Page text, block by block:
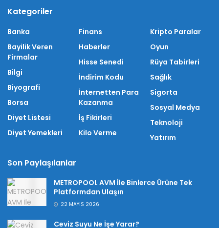
Kategoriler
Banka
Bayilik Veren
Firmalar
Bilgi
Biyografi
Borsa
Diyet Listesi
Diyet Yemekleri
Finans
Haberler
Hisse Senedi
İndirim Kodu
İnternetten Para
Kazanma
İş Fikirleri
Kilo Verme
Kripto Paralar
Oyun
Rüya Tabirleri
Sağlık
Sigorta
Sosyal Medya
Teknoloji
Yatırım
Son Paylaşılanlar
METROPOOL AVM İle Binlerce Ürüne Tek
Platformdan Ulaşın
22 MAYIS 2026
Ceviz Suyu Ne İşe Yarar?